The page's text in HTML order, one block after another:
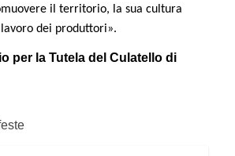
il territorio, la sua cultura
dei produttori».
per la Tutela del Culatello di